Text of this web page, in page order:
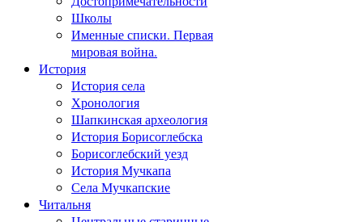
Школы
Именные списки. Первая
мировая война.
История
История села
Хронология
Шапкинская археология
История Борисоглебска
Борисоглебский уезд
История Мучкапа
Села Мучкапские
Читальня